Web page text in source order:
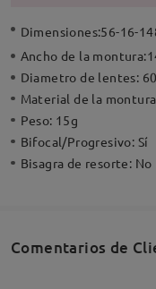
Dimensiones:56-16-
Ancho de la montura:
Diametro de lentes:
Material de la
Peso: 15g
Bifocal/Progresivo: Sí
Bisagra de resorte: No
Comentarios de